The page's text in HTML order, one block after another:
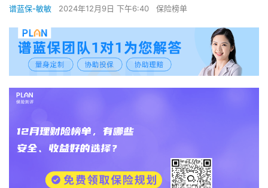
谱蓝保-敏敏 2024年12月9日 下午6:40 保险榜单